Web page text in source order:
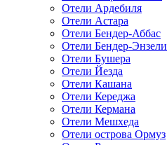
Отели Ардебиля
Отели Астара
Отели Бендер-Аббас
Отели Бендер-Энзели
Отели Бушера
Отели Йезда
Отели Кашана
Отели Кереджа
Отели Кермана
Отели Мешхеда
Отели острова Ормуз